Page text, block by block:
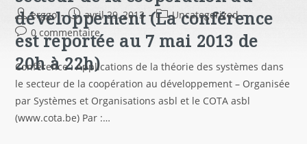
développement (La conférence
est reportée au 7 mai 2013 de
20h à 22h)
erggo avril 29, 2013
Uncategorized
0 commentaire
Conférence : Applications de la théorie des systèmes dans
le secteur de la coopération au développement – Organisée
par Systèmes et Organisations asbl et le COTA asbl
(www.cota.be) Par :…